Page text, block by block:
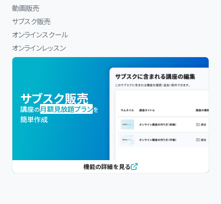
動画販売
サブスク販売
オンラインスクール
オンラインレッスン
サブスク販売
講座の月額見放題プランを
簡単作成
機能の詳細を見る